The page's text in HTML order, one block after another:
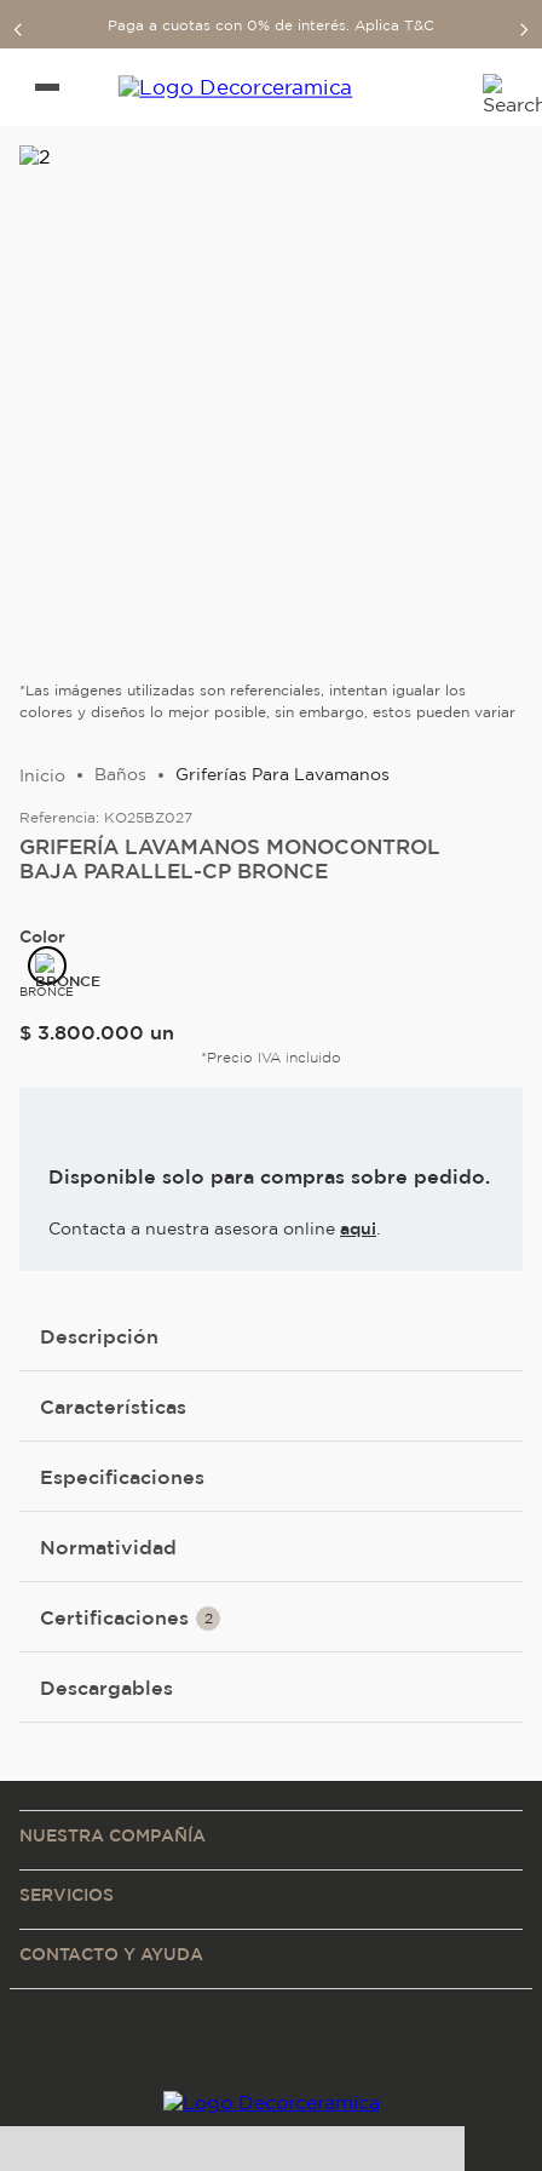
Paga a cuotas con 0% de interés. Aplica T&C
*Las imágenes utilizadas son referenciales, intentan igualar los
colores y diseños lo mejor posible, sin embargo, estos pueden variar
Baños Griferías Para Lavamanos
Referencia: KO25BZ027
GRIFERÍA LAVAMANOS MONOCONTROL
BAJA PARALLEL-CP BRONCE
Color
BRONCE
$ 3.800.000 un
*Precio IVA incluido
Disponible solo para compras sobre pedido.
Contacta a nuestra asesora online aqui
Descripción
Características
Especificaciones
Normatividad
Certificaciones 2
Descargables
NUESTRA COMPAÑÍA
SERVICIOS
CONTACTO Y AYUDA